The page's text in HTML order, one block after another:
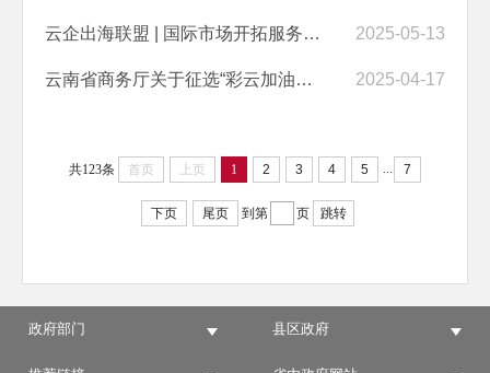
云企出海联盟 | 国际市场开拓服务手册 2025-05-13
云南省商务厅关于征选“彩云加油券”发放活动合作企业的通知 2025-04-17
共123条 首页 上页 1 2 3 4 5 ... 7
下页 尾页 到第 页 跳转
政府部门 县区政府